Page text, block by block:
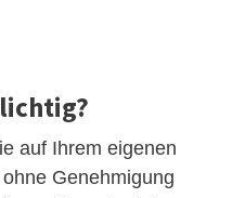
auf Ihrem eigenen
Genehmigung